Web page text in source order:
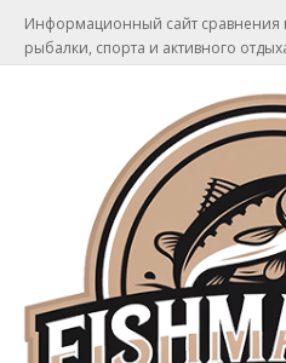
Информационный сайт сравнения
рыбалки, спорта и активного